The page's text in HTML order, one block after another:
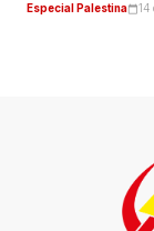
Especial Palestina 14